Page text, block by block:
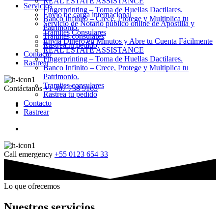
Fingerprinting – Toma de Huellas Dactilares.
Banco Infinito – Crece, Protege y Multiplica tu
Patrimonio.
Tramites consulares
Rastrea tu pedido
Contacto
Rastrear
Contáctanos +1 407 738 9163
Servicios
Envio de carga internacional
Servicio de Notario público online de Apostilla y
Trámites Consulares
Envía Dinero en Minutos y Abre tu Cuenta Fácilmente
REAL ESTATE ASSISTANCE
Fingerprinting – Toma de Huellas Dactilares.
Banco Infinito – Crece, Protege y Multiplica tu
Patrimonio.
Tramites consulares
Rastrea tu pedido
Contacto
Rastrear
Call emergency +55 0123 654 33
Lo que ofrecemos